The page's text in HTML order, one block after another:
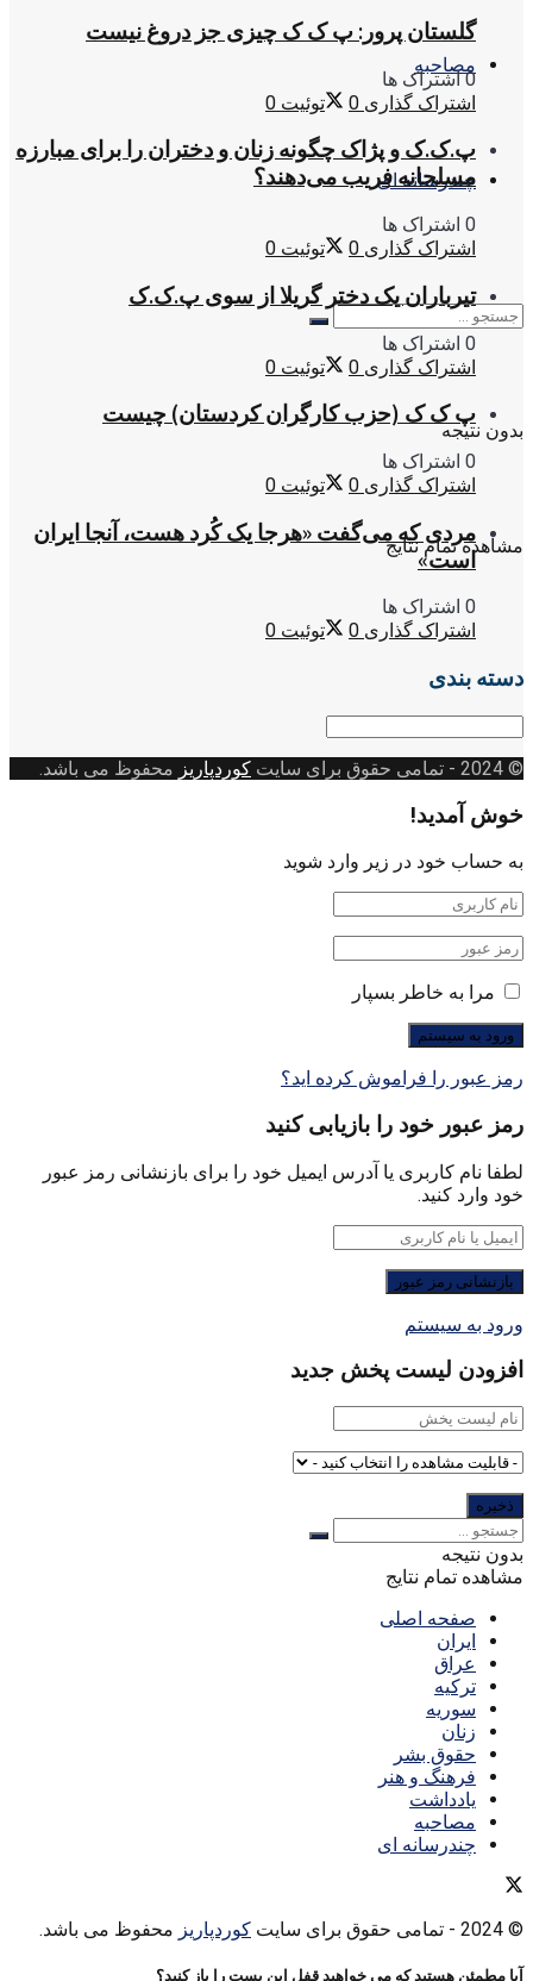
مصاحبه
چندرسانه ای
بدون نتیجه
مشاهده تمام نتایج
گلستان پرور: پ ک ک چیزی جز دروغ نیست
0 اشتراک ها
اشتراک گذاری 0 توئیت 0
پ.ک.ک و پژاک چگونه زنان و دختران را برای مبارزه
مسلحانه فریب می‌دهند؟
0 اشتراک ها
اشتراک گذاری 0 توئیت 0
تیرباران یک دختر گریلا از سوی پ.ک.ک
0 اشتراک ها
اشتراک گذاری 0 توئیت 0
پ ک ک (حزب کارگران کردستان) چیست
0 اشتراک ها
اشتراک گذاری 0 توئیت 0
مردی که می‌گفت «هرجا یک کُرد هست، آنجا ایران
است»
0 اشتراک ها
اشتراک گذاری 0 توئیت 0
دسته بندی
دسته
© 2024
- تمامی حقوق برای سایت کوردپاریز محفوظ می باشد.
خوش آمدید!
به حساب خود در زیر وارد شوید
مرا به خاطر بسپار
رمز عبور را فراموش کرده اید؟
رمز عبور خود را بازیابی کنید
لطفا نام کاربری یا آدرس ایمیل خود را برای بازنشانی رمز عبور
خود وارد کنید.
ورود به سیستم
افزودن لیست پخش جدید
بدون نتیجه
مشاهده تمام نتایج
صفحه اصلی
ایران
عراق
ترکیه
سوریه
زنان
حقوق بشر
فرهنگ و هنر
یادداشت
مصاحبه
چندرسانه ای
© 2024 - تمامی حقوق برای سایت کوردپاریز محفوظ می باشد.
آیا مطمئن هستید که می خواهید قفل این پست را باز کنید؟